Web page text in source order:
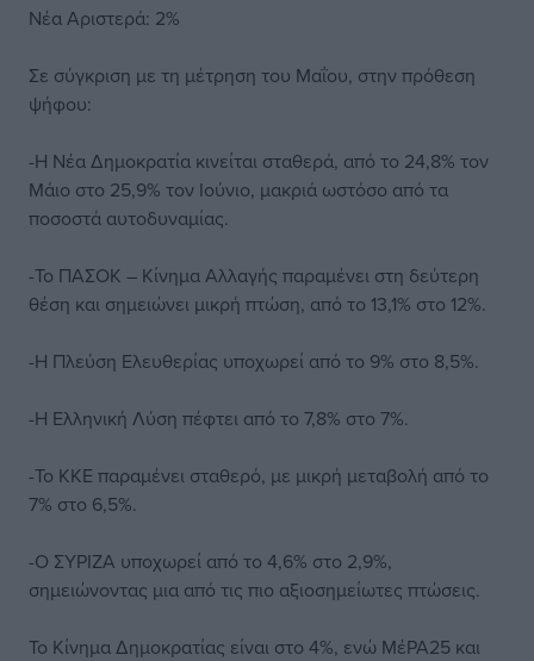
Νέα Αριστερά: 2%
Σε σύγκριση με τη μέτρηση του Μαΐου, στην πρόθεση
ψήφου:
-Η Νέα Δημοκρατία κινείται σταθερά, από το 24,8% τον
Μάιο στο 25,9% τον Ιούνιο, μακριά ωστόσο από τα
ποσοστά αυτοδυναμίας.
-Το ΠΑΣΟΚ – Κίνημα Αλλαγής παραμένει στη δεύτερη
θέση και σημειώνει μικρή πτώση, από το 13,1% στο 12%.
-Η Πλεύση Ελευθερίας υποχωρεί από το 9% στο 8,5%.
-Η Ελληνική Λύση πέφτει από το 7,8% στο 7%.
-Το ΚΚΕ παραμένει σταθερό, με μικρή μεταβολή από το
7% στο 6,5%.
-Ο ΣΥΡΙΖΑ υποχωρεί από το 4,6% στο 2,9%,
σημειώνοντας μια από τις πιο αξιοσημείωτες πτώσεις.
Το Κίνημα Δημοκρατίας είναι στο 4%, ενώ ΜέΡΑ25 και